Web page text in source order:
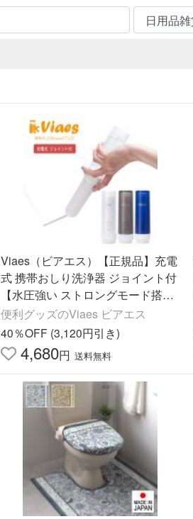
Viaes（ビアエス）【正規品】充電
式 携帯おしり洗浄器 ジョイント付
【水圧強い ストロングモード搭
載】 簡易 シャワー ウォッシュ ト
イレ ハンディ ポータブル
便利グッズのViaes ビアエス
40％OFF (3,120円引き)
4,680円 送料無料